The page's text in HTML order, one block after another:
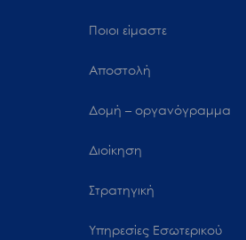
Ποιοι είμαστε
Αποστολή
Δομή – οργανόγραμμα
Διοίκηση
Στρατηγική
Υπηρεσίες Εσωτερικού